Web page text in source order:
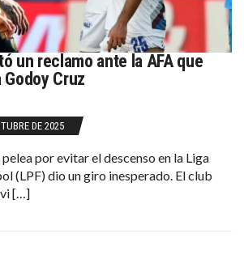
un reclamo ante la AFA que
Cruz
DE 2025
por evitar el descenso en la Liga
(LPF) dio un giro inesperado. El club
[…]